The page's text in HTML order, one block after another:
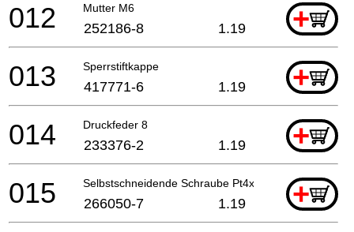
Mutter M6 +
012 252186-8 1.19
Sperrstiftkappe +
013 417771-6 1.19
Druckfeder 8 +
014 233376-2 1.19
Selbstschneidende Schraube Pt4x30 +
015 266050-7 1.19